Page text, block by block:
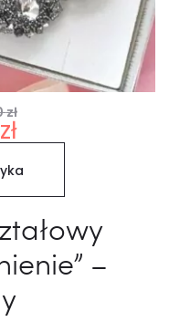
zł
zł
–